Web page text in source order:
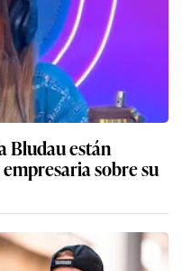
Bludau están
sobre su